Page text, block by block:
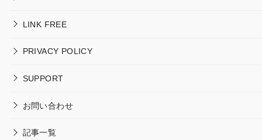
LINK FREE
PRIVACY POLICY
SUPPORT
お問い合わせ
記事一覧